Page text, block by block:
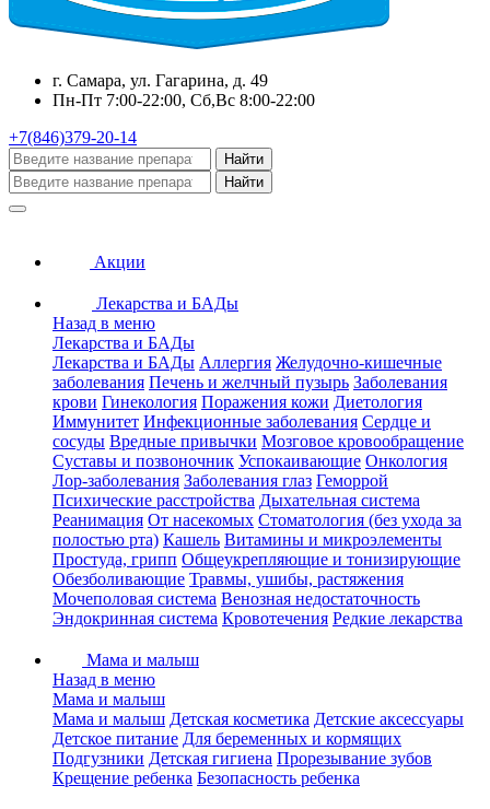
г. Самара, ул. Гагарина, д. 49
Пн-Пт 7:00-22:00, Сб,Вс 8:00-22:00
+7(846)379-20-14
Найти
Найти
Акции
Лекарства и БАДы
Назад в меню
Лекарства и БАДы
Лекарства и БАДы Аллергия Желудочно-кишечные
заболевания Печень и желчный пузырь Заболевания
крови Гинекология Поражения кожи Диетология
Иммунитет Инфекционные заболевания Сердце и
сосуды Вредные привычки Мозговое кровообращение
Суставы и позвоночник Успокаивающие Онкология
Лор-заболевания Заболевания глаз Геморрой
Психические расстройства Дыхательная система
Реанимация От насекомых Стоматология (без ухода за
полостью рта) Кашель Витамины и микроэлементы
Простуда, грипп Общеукрепляющие и тонизирующие
Обезболивающие Травмы, ушибы, растяжения
Мочеполовая система Венозная недостаточность
Эндокринная система Кровотечения Редкие лекарства
Мама и малыш
Назад в меню
Мама и малыш
Мама и малыш Детская косметика Детские аксессуары
Детское питание Для беременных и кормящих
Подгузники Детская гигиена Прорезывание зубов
Крещение ребенка Безопасность ребенка